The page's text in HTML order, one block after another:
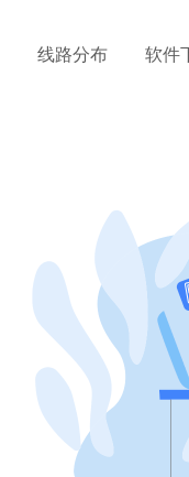
线路分布 软件